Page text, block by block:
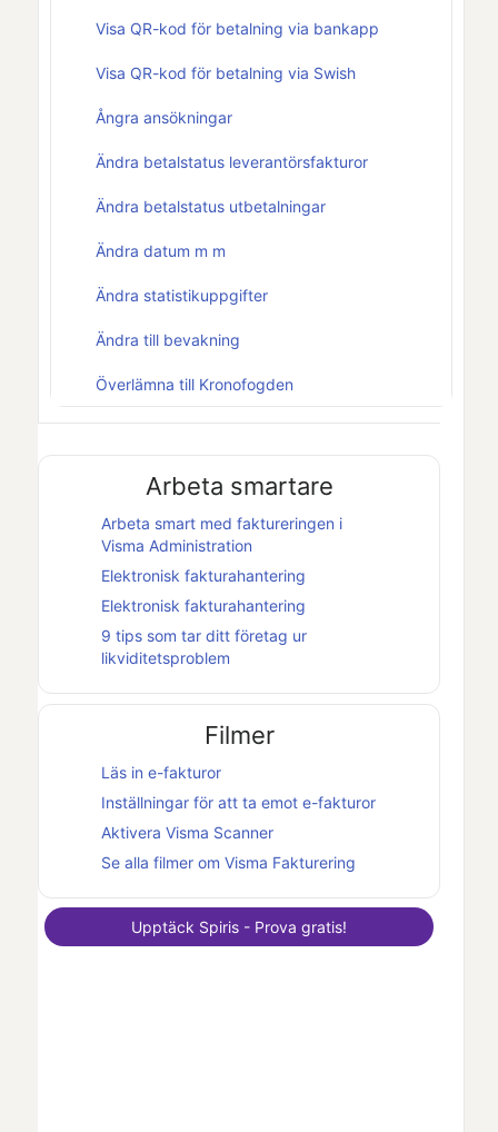
Visa QR-kod för betalning via bankapp
Visa QR-kod för betalning via Swish
Ångra ansökningar
Ändra betalstatus leverantörsfakturor
Ändra betalstatus utbetalningar
Ändra datum m m
Ändra statistikuppgifter
Ändra till bevakning
Överlämna till Kronofogden
Arbeta smartare
Arbeta smart med faktureringen i
Visma Administration
Elektronisk fakturahantering
Elektronisk fakturahantering
9 tips som tar ditt företag ur
likviditetsproblem
Filmer
Läs in e-fakturor
Inställningar för att ta emot e-fakturor
Aktivera Visma Scanner
Se alla filmer om Visma Fakturering
Upptäck Spiris - Prova gratis!